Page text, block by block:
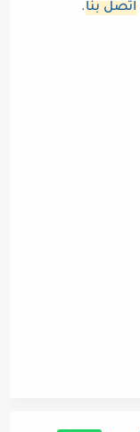
اتصل بنا.